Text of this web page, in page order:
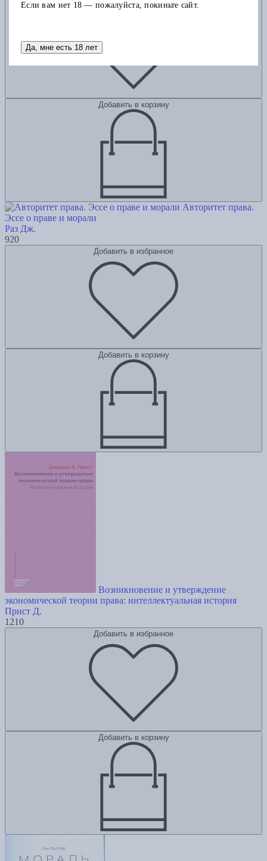
Добавить в корзину
Авторитет права.
Эссе о праве и морали
Раз Дж.
920
Добавить в избранное
Добавить в корзину
Возникновение и утверждение
экономической теории права: интеллектуальная история
Прист Д.
1210
Добавить в избранное
Добавить в корзину
Если вам нет 18 — пожалуйста, покиньте сайт.
Да, мне есть 18 лет